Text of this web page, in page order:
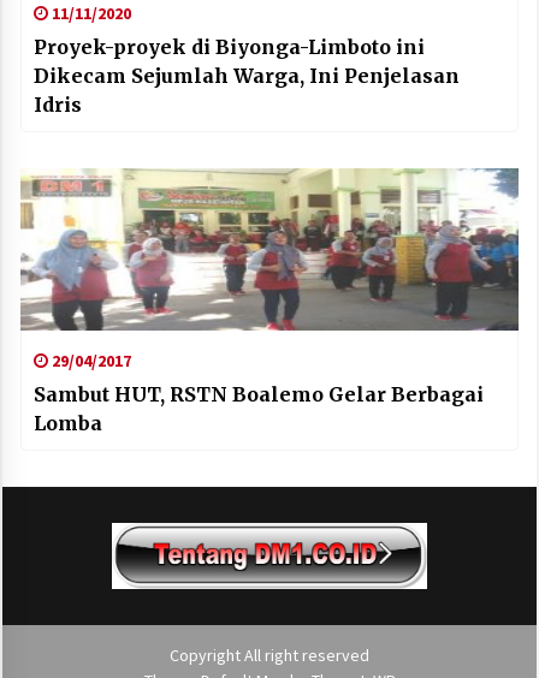
11/11/2020
Proyek-proyek di Biyonga-Limboto ini
Dikecam Sejumlah Warga, Ini Penjelasan
Idris
29/04/2017
Sambut HUT, RSTN Boalemo Gelar Berbagai
Lomba
Copyright All right reserved